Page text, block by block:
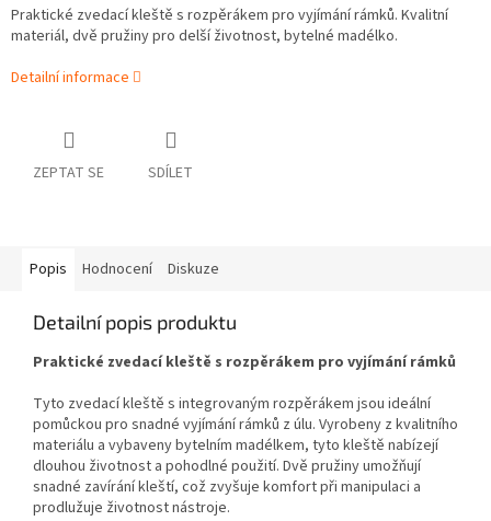
Praktické zvedací kleště s rozpěrákem pro vyjímání rámků. Kvalitní
materiál, dvě pružiny pro delší životnost, bytelné madélko.
Detailní informace
ZEPTAT SE SDÍLET
Popis Hodnocení Diskuze
Detailní popis produktu
Praktické zvedací kleště s rozpěrákem pro vyjímání rámků
Tyto zvedací kleště s integrovaným rozpěrákem jsou ideální
pomůckou pro snadné vyjímání rámků z úlu. Vyrobeny z kvalitního
materiálu a vybaveny bytelním madélkem, tyto kleště nabízejí
dlouhou životnost a pohodlné použití. Dvě pružiny umožňují
snadné zavírání kleští, což zvyšuje komfort při manipulaci a
prodlužuje životnost nástroje.